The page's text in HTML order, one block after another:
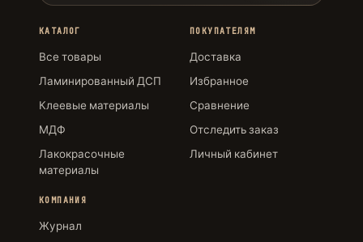
КАТАЛОГ
Все товары
Ламинированный ДСП
Клеевые материалы
МДФ
Лакокрасочные
материалы
ПОКУПАТЕЛЯМ
Доставка
Избранное
Сравнение
Отследить заказ
Личный кабинет
КОМПАНИЯ
Журнал